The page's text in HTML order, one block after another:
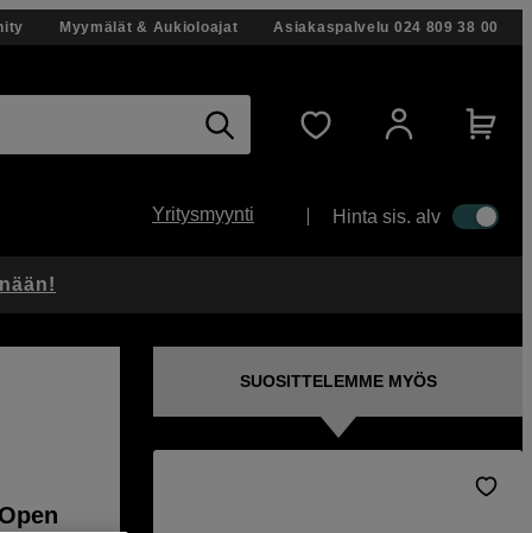
Myymälät & Aukioloajat Asiakaspalvelu 024 809 38 00
Yritysmyynti Hinta sis. alv
SUOSITTELEMME MYÖS